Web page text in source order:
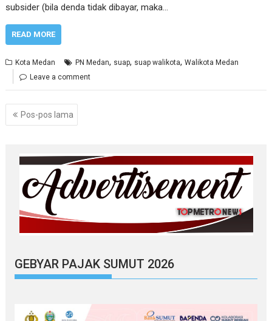
subsider (bila denda tidak dibayar, maka…
READ MORE
Kota Medan PN Medan, suap, suap walikota,Walikota Medan
Leave a comment
Navigasi
pos
Pos-pos lama
GEBYAR PAJAK SUMUT 2026